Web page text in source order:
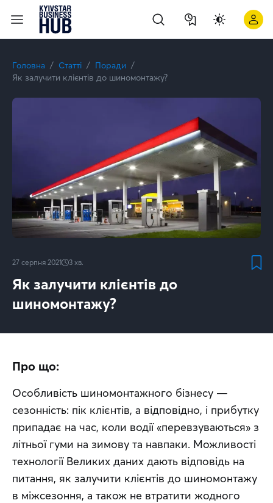
Головна Статті
Поради
Як залучити клієнтів до шиномонтажу?
27 серпня 2021 3 хв.
Як залучити клієнтів до
шиномонтажу?
Про що:
Особливість шиномонтажного бізнесу —
сезонність: пік клієнтів, а відповідно, і прибутку
припадає на час, коли водії «перевзуваються» з
літньої гуми на зимову та навпаки. Можливості
технології Великих даних дають відповідь на
питання, як залучити клієнтів до шиномонтажу
в міжсезоння, а також не втратити жодного
Як залучити клієнтів до шиномонтажу? | Kyivstar Business